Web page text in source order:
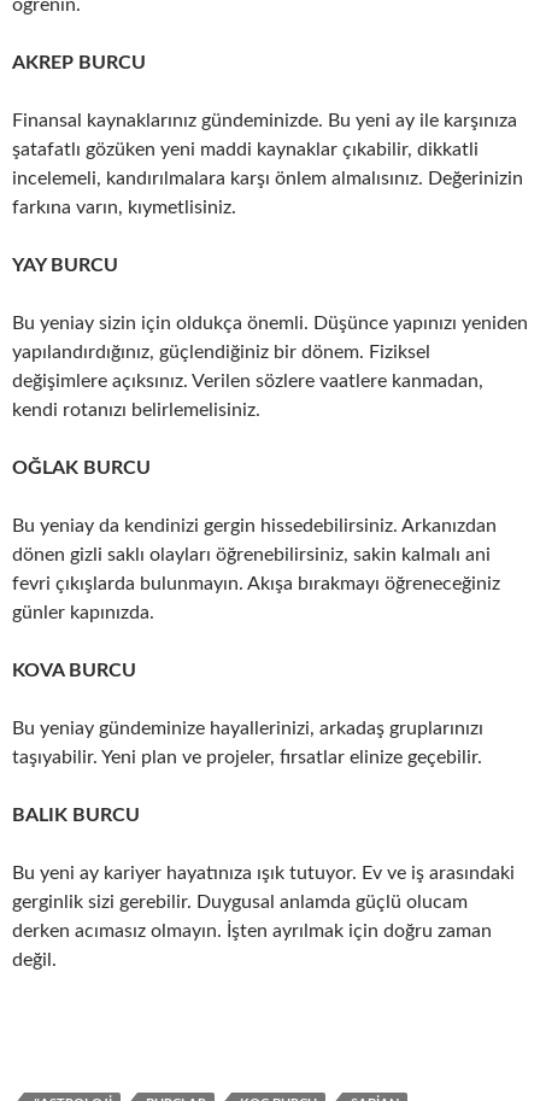
öğrenin.
AKREP BURCU
Finansal kaynaklarınız gündeminizde. Bu yeni ay ile karşınıza
şatafatlı gözüken yeni maddi kaynaklar çıkabilir, dikkatli
incelemeli, kandırılmalara karşı önlem almalısınız. Değerinizin
farkına varın, kıymetlisiniz.
YAY BURCU
Bu yeniay sizin için oldukça önemli. Düşünce yapınızı yeniden
yapılandırdığınız, güçlendiğiniz bir dönem. Fiziksel
değişimlere açıksınız. Verilen sözlere vaatlere kanmadan,
kendi rotanızı belirlemelisiniz.
OĞLAK BURCU
Bu yeniay da kendinizi gergin hissedebilirsiniz. Arkanızdan
dönen gizli saklı olayları öğrenebilirsiniz, sakin kalmalı ani
fevri çıkışlarda bulunmayın. Akışa bırakmayı öğreneceğiniz
günler kapınızda.
KOVA BURCU
Bu yeniay gündeminize hayallerinizi, arkadaş gruplarınızı
taşıyabilir. Yeni plan ve projeler, fırsatlar elinize geçebilir.
BALIK BURCU
Bu yeni ay kariyer hayatınıza ışık tutuyor. Ev ve iş arasındaki
gerginlik sizi gerebilir. Duygusal anlamda güçlü olucam
derken acımasız olmayın. İşten ayrılmak için doğru zaman
değil.